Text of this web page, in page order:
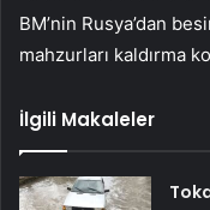
BM’nin Rusya’dan
mahzurları kaldırma
İlgili Makaleler